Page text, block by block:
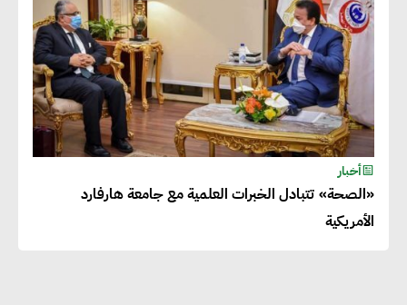
أخبار
«الصحة» تتبادل الخبرات العلمية مع جامعة هارفارد
الأمريكية